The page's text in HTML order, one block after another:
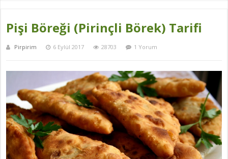
Pişi Böreği (Pirinçli Börek) Tarifi
Pirpirim 6 Eylül 2017 28703 1 Yorum